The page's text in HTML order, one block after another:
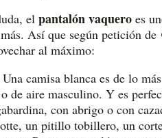
el pantalón vaquero es
Así que según petición
al máximo:
camisa blanca es de lo
de aire masculino. Y es
con abrigo o con
un pitillo tobillero, un